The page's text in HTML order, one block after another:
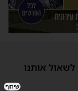
לשאול אותנו
שיתוף